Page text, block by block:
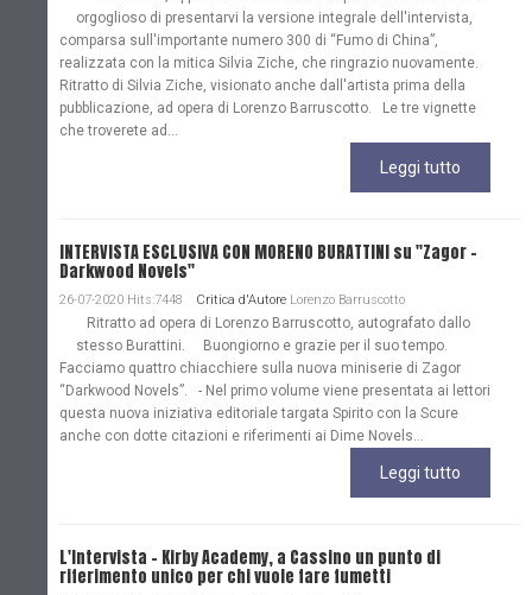
orgoglioso di presentarvi la versione integrale dell'intervista,
comparsa sull'importante numero 300 di “Fumo di China”,
realizzata con la mitica Silvia Ziche, che ringrazio nuovamente.
Ritratto di Silvia Ziche, visionato anche dall'artista prima della
pubblicazione, ad opera di Lorenzo Barruscotto. Le tre vignette
che troverete ad...
Leggi tutto
INTERVISTA ESCLUSIVA CON MORENO BURATTINI su "Zagor -
Darkwood Novels"
26-07-2020 Hits:7448 Critica d'Autore Lorenzo Barruscotto
Ritratto ad opera di Lorenzo Barruscotto, autografato dallo
stesso Burattini. Buongiorno e grazie per il suo tempo.
Facciamo quattro chiacchiere sulla nuova miniserie di Zagor
“Darkwood Novels”. - Nel primo volume viene presentata ai lettori
questa nuova iniziativa editoriale targata Spirito con la Scure
anche con dotte citazioni e riferimenti ai Dime Novels...
Leggi tutto
L'Intervista - Kirby Academy, a Cassino un punto di
riferimento unico per chi vuole fare fumetti